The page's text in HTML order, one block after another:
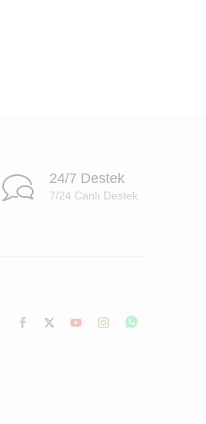
24/7 Destek
7/24 Canlı Destek